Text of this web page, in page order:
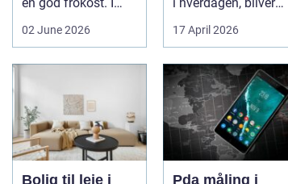
Aalborg har den
02 June 2026
grænsen...
17 April 2026
Bolig til leje i Pda måling i